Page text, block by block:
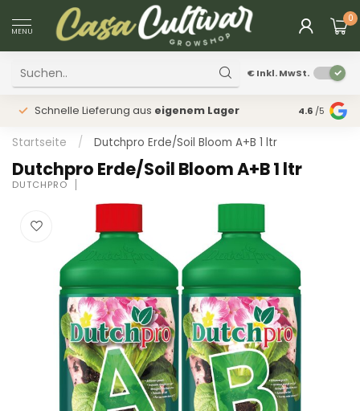
MENU
0
€Inkl. MwSt.
Schnelle Lieferung aus eigenem Lager Physischer
4.6 /5
Startseite / Dutchpro Erde/Soil Bloom A+B 1 ltr
Dutchpro Erde/Soil Bloom A+B 1 ltr
DUTCHPRO